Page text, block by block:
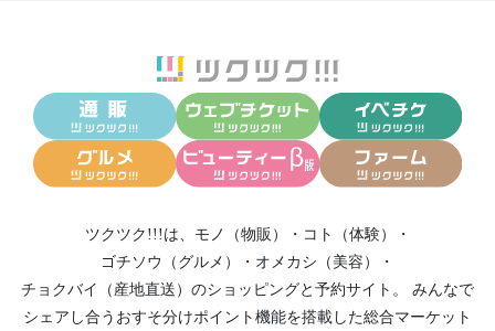
ツクツク!!!は、 モノ（物販） ・ コト（体験）
・
ゴチソウ（グルメ）
・ オメカシ（美容）
・
チョクバイ（産地直送） のショッピングと予約サイト。
みんなで
シェアし合う おすそ分けポイント機能を搭載した総合マーケット